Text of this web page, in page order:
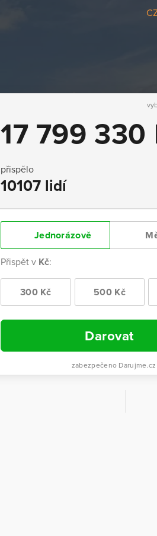
17 799 330
přispělo
10107 lidí
Jednorázově
Přispět v Kč:
300 Kč 500 Kč
Darovat
zabezpečeno Darujme.cz